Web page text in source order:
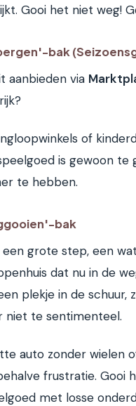
Gooi het niet weg!
bak
aanbieden via
of
is gewoon
te hebben.
bak
een grote step, een
dat nu in de
plekje in de
niet te sentimenteel.
auto zonder wielen
frustratie. Gooi
met losse